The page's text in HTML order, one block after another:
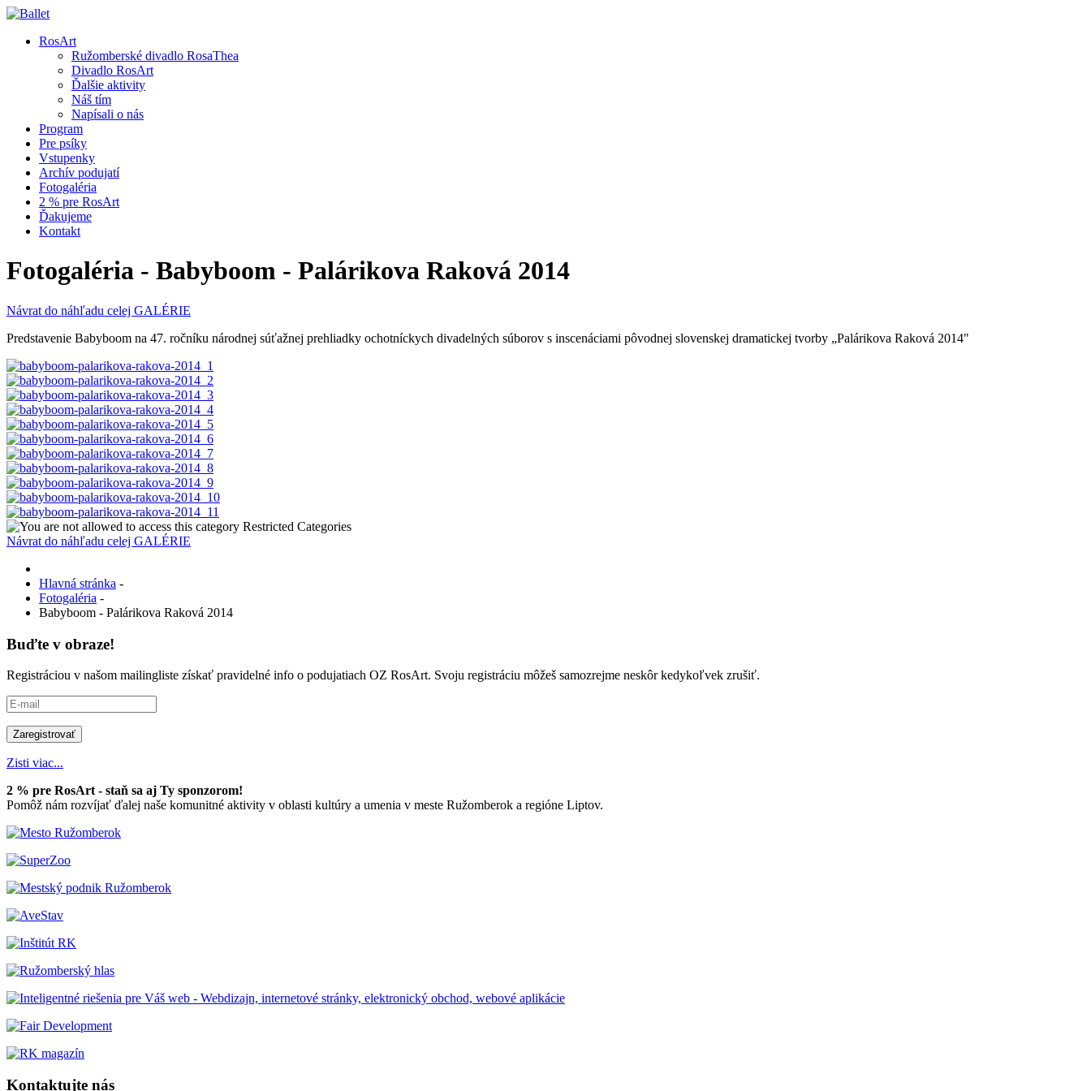
RosArt
Ružomberské divadlo RosaThea
Divadlo RosArt
Ďalšie aktivity
Náš tím
Napísali o nás
Program
Pre psíky
Vstupenky
Archív podujatí
Fotogaléria
2 % pre RosArt
Ďakujeme
Kontakt
Fotogaléria - Babyboom - Palárikova Raková 2014
Návrat do náhľadu celej GALÉRIE
Predstavenie Babyboom na 47. ročníku národnej súťažnej prehliadky ochotníckych divadelných súborov s inscenáciami pôvodnej slovenskej dramatickej tvorby „Palárikova Raková 2014"
Restricted Categories
Návrat do náhľadu celej GALÉRIE
Hlavná stránka -
Fotogaléria -
Babyboom - Palárikova Raková 2014
Buďte v obraze!
Registráciou v našom mailingliste získať pravidelné info o podujatiach OZ RosArt. Svoju registráciu môžeš samozrejme neskôr kedykoľvek zrušiť.
Zisti viac...
2 % pre RosArt - staň sa aj Ty sponzorom!
Pomôž nám rozvíjať ďalej naše komunitné aktivity v oblasti kultúry a umenia v meste Ružomberok a regióne Liptov.
Kontaktujte nás